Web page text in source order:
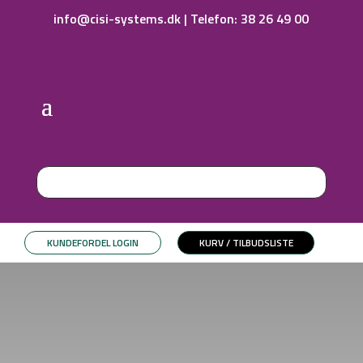
info@cisi-systems.dk | Telefon: 38 26 49 00
KUNDEFORDEL LOGIN KURV / TILBUDSLISTE